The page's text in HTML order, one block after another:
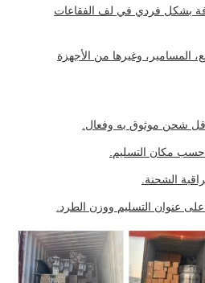
بشكل فردي في لف الفقاعات
المسامير، وغيرها من الأجهزة
شحن موثوق به وفعال.
مكان التسليم.
الشحنة.
عنوان التسليم ووزن الطرد.